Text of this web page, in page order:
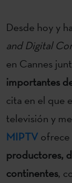
Desde hoy y
and Digital
en Cannes
importantes
cita en el que
televisión y
MIPTV
productores,
continentes,